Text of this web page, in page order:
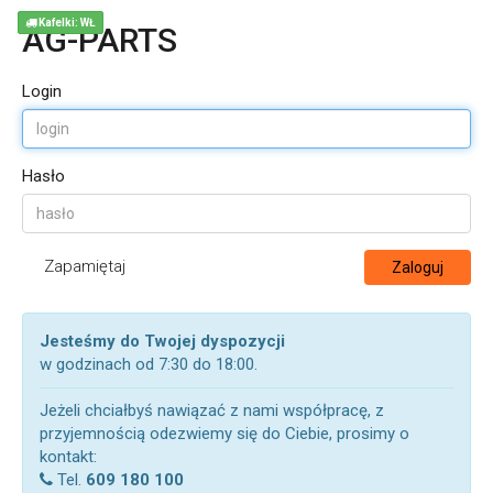
AG-PARTS
Login
Hasło
Zapamiętaj Zaloguj
Jesteśmy do Twojej dyspozycji
w godzinach od 7:30 do 18:00.
Jeżeli chciałbyś nawiązać z nami współpracę, z
przyjemnością odezwiemy się do Ciebie, prosimy o
kontakt:
Tel. 609 180 100
Kafelki: WŁ